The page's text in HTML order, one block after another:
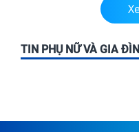
TIN PHỤ NỮ VÀ GIA